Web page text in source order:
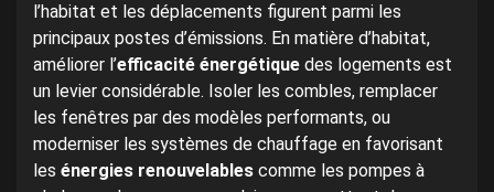
l’habitat et les déplacements figurent parmi les
principaux postes d’émissions. En matière d’habitat,
améliorer l’efficacité énergétique des logements est
un levier considérable. Isoler les combles, remplacer
les fenêtres par des modèles performants, ou
moderniser les systèmes de chauffage en favorisant
les énergies renouvelables comme les pompes à